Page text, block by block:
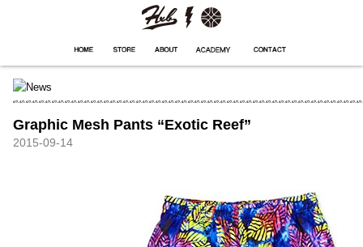
Graphic Mesh Pants “Exotic Reef”
2015-09-14